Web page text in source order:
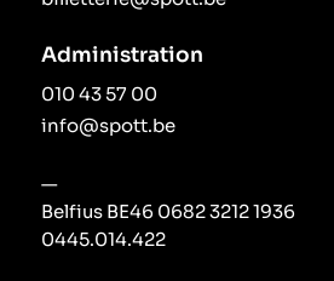
Administration
010 43 57 00
info@spott.be
—
Belfius BE46 0682 3212 1936
0445.014.422